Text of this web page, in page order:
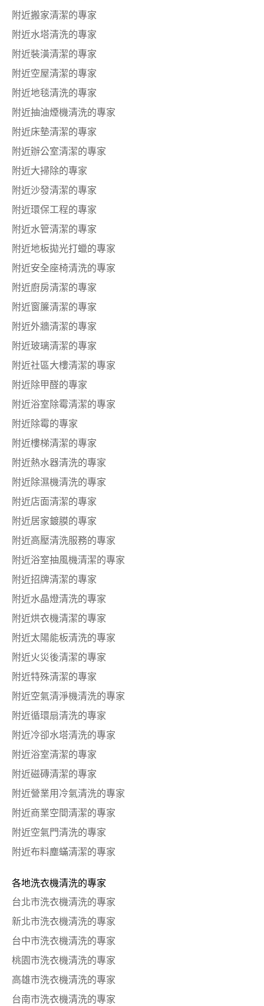
附近搬家清潔的專家
附近水塔清洗的專家
附近裝潢清潔的專家
附近空屋清潔的專家
附近地毯清洗的專家
附近抽油煙機清洗的專家
附近床墊清潔的專家
附近辦公室清潔的專家
附近大掃除的專家
附近沙發清潔的專家
附近環保工程的專家
附近水管清潔的專家
附近地板拋光打蠟的專家
附近安全座椅清洗的專家
附近廚房清潔的專家
附近窗簾清潔的專家
附近外牆清潔的專家
附近玻璃清潔的專家
附近社區大樓清潔的專家
附近除甲醛的專家
附近浴室除霉清潔的專家
附近除霉的專家
附近樓梯清潔的專家
附近熱水器清洗的專家
附近除濕機清洗的專家
附近店面清潔的專家
附近居家鍍膜的專家
附近高壓清洗服務的專家
附近浴室抽風機清潔的專家
附近招牌清潔的專家
附近水晶燈清洗的專家
附近烘衣機清潔的專家
附近太陽能板清洗的專家
附近火災後清潔的專家
附近特殊清潔的專家
附近空氣清淨機清洗的專家
附近循環扇清洗的專家
附近冷卻水塔清洗的專家
附近浴室清潔的專家
附近磁磚清潔的專家
附近營業用冷氣清洗的專家
附近商業空間清潔的專家
附近空氣門清洗的專家
附近布料塵蟎清潔的專家
各地洗衣機清洗的專家
台北市洗衣機清洗的專家
新北市洗衣機清洗的專家
台中市洗衣機清洗的專家
桃園市洗衣機清洗的專家
高雄市洗衣機清洗的專家
台南市洗衣機清洗的專家